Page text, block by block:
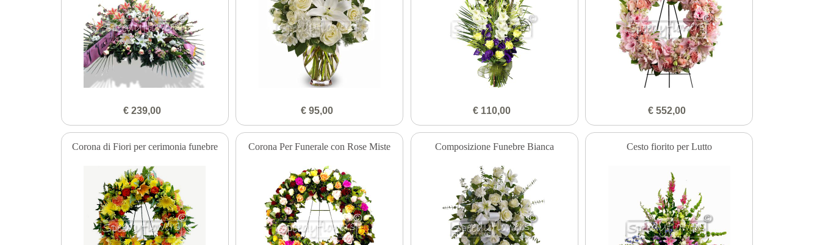
€ 239,00 € 95,00 € 110,00 € 552,00
Corona di Fiori per cerimonia funebre Corona Per Funerale con Rose Miste Composizione Funebre Bianca Cesto fiorito per Lutto